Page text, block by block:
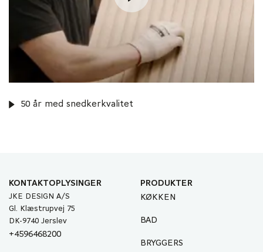
50 år med snedkerkvalitet
KONTAKTOPLYSINGER
JKE DESIGN A/S
Gl. Klæstrupvej 75
DK-9740 Jerslev
+4596468200
PRODUKTER
KØKKEN
BAD
BRYGGERS